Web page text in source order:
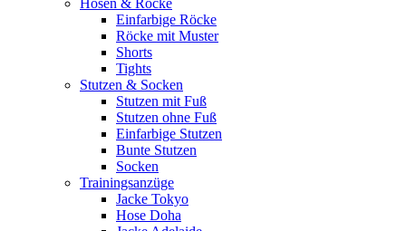
Hosen & Röcke
Einfarbige Röcke
Röcke mit Muster
Shorts
Tights
Stutzen & Socken
Stutzen mit Fuß
Stutzen ohne Fuß
Einfarbige Stutzen
Bunte Stutzen
Socken
Trainingsanzüge
Jacke Tokyo
Hose Doha